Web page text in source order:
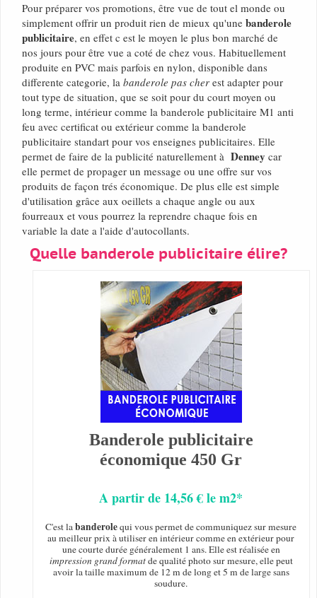
Pour préparer vos promotions, être vue de tout el monde ou
simplement offrir un produit rien de mieux qu'une banderole
publicitaire, en effet c est le moyen le plus bon marché de
nos jours pour être vue a coté de chez vous. Habituellement
produite en PVC mais parfois en nylon, disponible dans
differente categorie, la banderole pas cher est adapter pour
tout type de situation, que se soit pour du court moyen ou
long terme, intérieur comme la banderole publicitaire M1 anti
feu avec certificat ou extérieur comme la banderole
publicitaire standart pour vos enseignes publicitaires. Elle
permet de faire de la publicité naturellement à Denney car
elle permet de propager un message ou une offre sur vos
produits de façon trés économique. De plus elle est simple
d'utilisation grâce aux oeillets a chaque angle ou aux
fourreaux et vous pourrez la reprendre chaque fois en
variable la date a l'aide d'autocollants.
Quelle banderole publicitaire élire?
Banderole publicitaire
économique 450 Gr
A partir de 14,56 € le m2*
C'est labanderolequi vous permet de communiquez sur mesure
au meilleur prix à utiliser en intérieur comme en extérieur pour
une courte durée généralement 1 ans. Elle est réalisée en
impression grand formatde qualité photo sur mesure, elle peut
avoir la taille maximum de 12 m de long et 5 m de large sans
soudure.